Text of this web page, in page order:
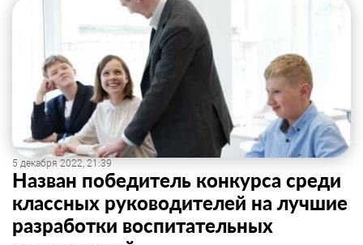
5 декабря 2022, 21:39
Назван победитель конкурса среди
классных руководителей на лучшие
разработки воспитательных